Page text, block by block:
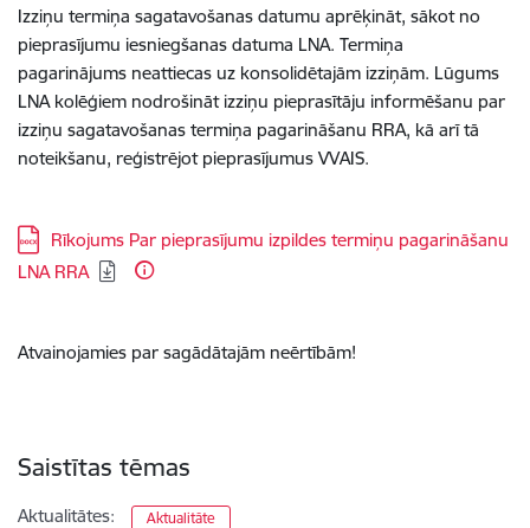
Izziņu termiņa sagatavošanas datumu aprēķināt, sākot no
pieprasījumu iesniegšanas datuma LNA. Termiņa
pagarinājums neattiecas uz konsolidētajām izziņām. Lūgums
LNA kolēģiem nodrošināt izziņu pieprasītāju informēšanu par
izziņu sagatavošanas termiņa pagarināšanu RRA, kā arī tā
noteikšanu, reģistrējot pieprasījumus VVAIS.
Lejupielādēt:
Rīkojums Par pieprasījumu izpildes termiņu pagarināšanu
LNA RRA
Atvainojamies par sagādātajām neērtībām!
Saistītas tēmas
Aktualitātes: Aktualitāte